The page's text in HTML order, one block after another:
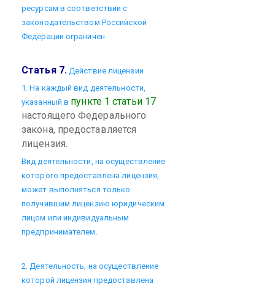
ресурсам в соответствии с
законодательством Российской
Федерации ограничен.
Статья 7.Действие лицензии
1. Ha каждый вид деятельности,
указанный в пункте 1 статьи 17
настоящего Федерального
закона, предоставляется
лицензия.
Вид деятельности, на осуществление
которого предоставлена лицензия,
может выполняться только
получившим лицензию юридическим
лицом или индивидуальным
предпринимателем.
2. Деятельность, на осуществление
которой лицензия предоставлена